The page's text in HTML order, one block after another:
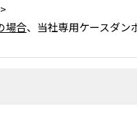
場合、当社専用ケースダン